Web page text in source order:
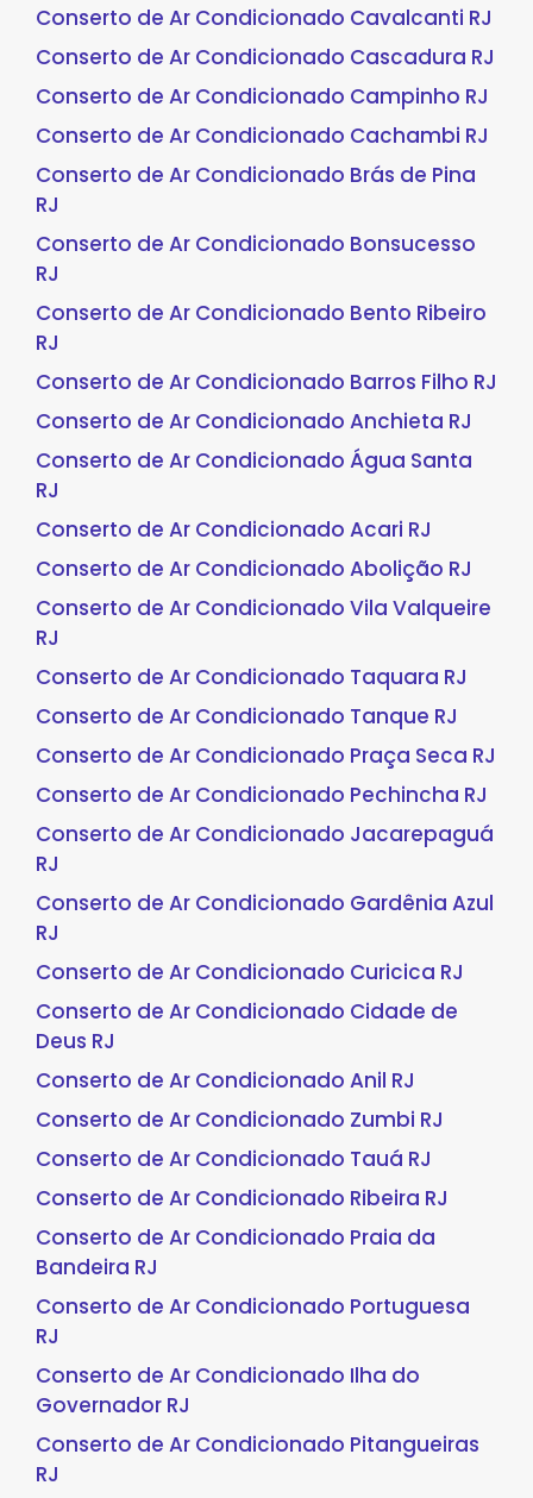
Conserto de Ar Condicionado Cavalcanti RJ
Conserto de Ar Condicionado Cascadura RJ
Conserto de Ar Condicionado Campinho RJ
Conserto de Ar Condicionado Cachambi RJ
Conserto de Ar Condicionado Brás de Pina
RJ
Conserto de Ar Condicionado Bonsucesso
RJ
Conserto de Ar Condicionado Bento Ribeiro
RJ
Conserto de Ar Condicionado Barros Filho RJ
Conserto de Ar Condicionado Anchieta RJ
Conserto de Ar Condicionado Água Santa
RJ
Conserto de Ar Condicionado Acari RJ
Conserto de Ar Condicionado Abolição RJ
Conserto de Ar Condicionado Vila Valqueire
RJ
Conserto de Ar Condicionado Taquara RJ
Conserto de Ar Condicionado Tanque RJ
Conserto de Ar Condicionado Praça Seca RJ
Conserto de Ar Condicionado Pechincha RJ
Conserto de Ar Condicionado Jacarepaguá
RJ
Conserto de Ar Condicionado Gardênia Azul
RJ
Conserto de Ar Condicionado Curicica RJ
Conserto de Ar Condicionado Cidade de
Deus RJ
Conserto de Ar Condicionado Anil RJ
Conserto de Ar Condicionado Zumbi RJ
Conserto de Ar Condicionado Tauá RJ
Conserto de Ar Condicionado Ribeira RJ
Conserto de Ar Condicionado Praia da
Bandeira RJ
Conserto de Ar Condicionado Portuguesa
RJ
Conserto de Ar Condicionado Ilha do
Governador RJ
Conserto de Ar Condicionado Pitangueiras
RJ